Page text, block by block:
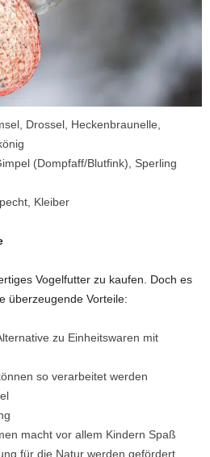
Drossel, Heckenbraunelle,
(Dompfaff/Blutfink), Sperling
Kleiber
Vogelfutter zu kaufen. Doch es
überzeugende Vorteile:
zu Einheitswaren mit
so verarbeitet werden
macht vor allem Kindern Spaß
für die Natur werden gefördert